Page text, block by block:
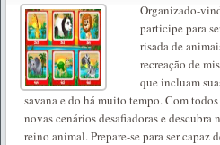
Organizado-
participe para
risada de
recreação de
que incluam
savana e do há muito tempo. Com
novas cenários desafiadoras e
reino animal. Prepare-se para ser capaz